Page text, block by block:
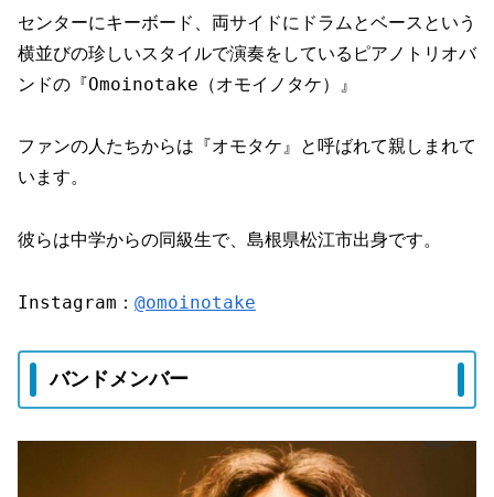
センターにキーボード、両サイドにドラムとベースという
横並びの珍しいスタイルで演奏をしているピアノトリオバ
ンドの『Omoinotake（オモイノタケ）』
ファンの人たちからは『オモタケ』と呼ばれて親しまれて
います。
彼らは中学からの同級生で、島根県松江市出身です。
Instagram： @omoinotake
バンドメンバー